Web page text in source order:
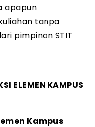
apapun
tanpa
pimpinan STIT
ELEMEN KAMPUS
Kampus